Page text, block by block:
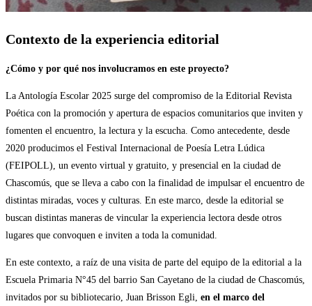
Contexto de la experiencia editorial
¿Cómo y por qué nos involucramos en este proyecto?
La Antología Escolar 2025 surge del compromiso de la Editorial Revista
Poética con la promoción y apertura de espacios comunitarios que inviten y
fomenten el encuentro, la lectura y la escucha. Como antecedente, desde
2020 producimos el Festival Internacional de Poesía Letra Lúdica
(FEIPOLL), un evento virtual y gratuito, y presencial en la ciudad de
Chascomús, que se lleva a cabo con la finalidad de impulsar el encuentro de
distintas miradas, voces y culturas. En este marco, desde la editorial se
buscan distintas maneras de vincular la experiencia lectora desde otros
lugares que convoquen e inviten a toda la comunidad.
En este contexto, a raíz de una visita de parte del equipo de la editorial a la
Escuela Primaria N°45 del barrio San Cayetano de la ciudad de Chascomús,
invitados por su bibliotecario, Juan Brisson Egli, en el marco del